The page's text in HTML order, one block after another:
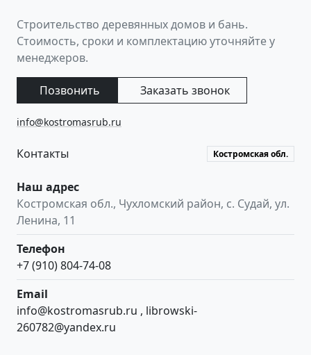
Строительство деревянных домов и бань.
Стоимость, сроки и комплектацию уточняйте у
менеджеров.
Позвонить Заказать звонок
info@kostromasrub.ru
Контакты Костромская обл.
Наш адрес
Костромская обл., Чухломский район, с. Судай, ул.
Ленина, 11
Телефон
+7 (910) 804-74-08
Email
info@kostromasrub.ru , librowski-
260782@yandex.ru